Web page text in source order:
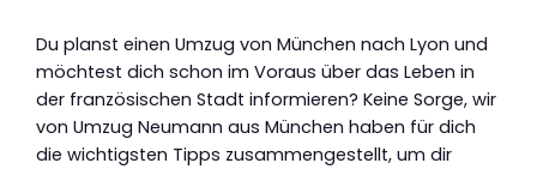
Du planst einen Umzug von München nach Lyon und
möchtest dich schon im Voraus über das Leben in
der französischen Stadt informieren? Keine Sorge, wir
von Umzug Neumann aus München haben für dich
die wichtigsten Tipps zusammengestellt, um dir